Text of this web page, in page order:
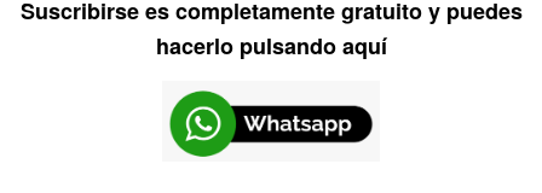
Suscribirse es completamente gratuito y puedes
hacerlo pulsando aquí